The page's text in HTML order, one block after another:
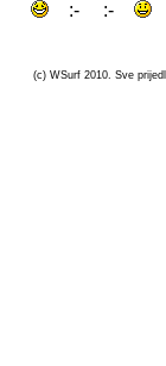
(c) WSurf 2010. Sve